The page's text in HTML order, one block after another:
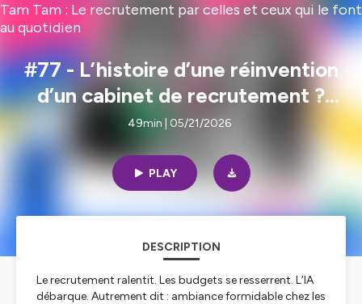
Tam Tam : Le recrutement par celles et ceux qui le font
au quotidien
#77 - L’histoire d’une réinvention
d’un cabinet de recrutement ?
L’exemple Hays - Pauline Juares
et Anne Lambert Petillo
49min | 05/21/2026
PLAY
DESCRIPTION
Le recrutement ralentit. Les budgets se resserrent. L’IA
débarque. Autrement dit : ambiance formidable chez les